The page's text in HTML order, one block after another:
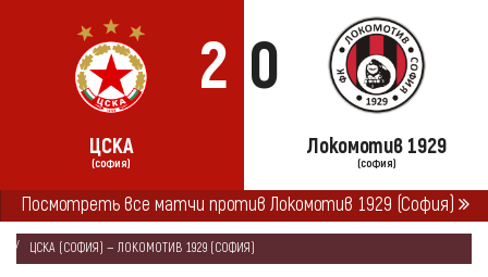
2 0
ЦСКА
(СОФИЯ)
Локомотив 1929
(СОФИЯ)
Посмотреть все матчи против Локомотив 1929 (София)
ГЛАВНАЯ СЕЗОНЫ
2025/26
ПЕРВАЯ ПРОФЕССИОНАЛЬНАЯ ЛИГА 2025/26
ЦСКА (СОФИЯ) — ЛОКОМОТИВ 1929 (СОФИЯ)